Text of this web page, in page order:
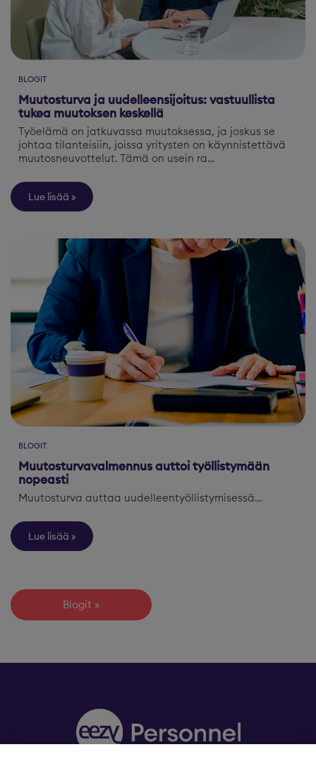
BLOGIT
Muutosturva ja uudelleensijoitus: vastuullista
tukea muutoksen keskellä
Työelämä on jatkuvassa muutoksessa, ja joskus se
johtaa tilanteisiin, joissa yritysten on käynnistettävä
muutosneuvottelut. Tämä on usein ra…
Lue lisää
BLOGIT
Muutosturvavalmennus auttoi työllistymään
nopeasti
Muutosturva auttaa uudelleentyöllistymisessä…
Lue lisää
Blogit